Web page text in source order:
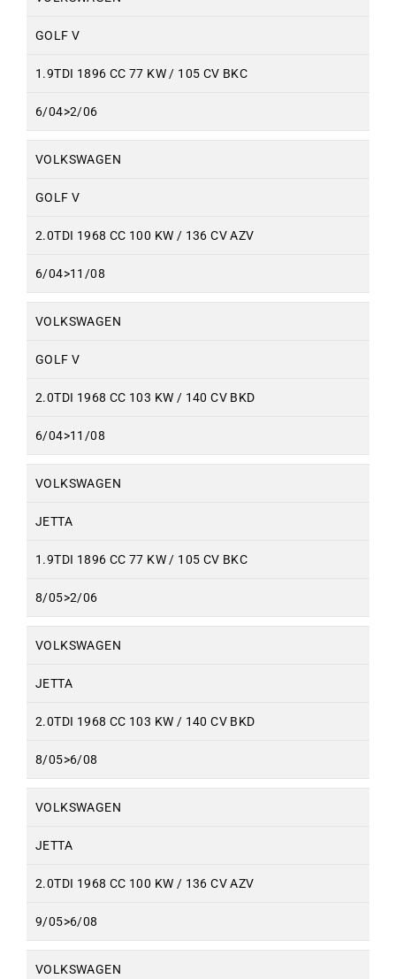
GOLF V
1.9TDI 1896 CC 77 KW / 105 CV BKC
6/04>2/06
VOLKSWAGEN
GOLF V
2.0TDI 1968 CC 100 KW / 136 CV AZV
6/04>11/08
VOLKSWAGEN
GOLF V
2.0TDI 1968 CC 103 KW / 140 CV BKD
6/04>11/08
VOLKSWAGEN
JETTA
1.9TDI 1896 CC 77 KW / 105 CV BKC
8/05>2/06
VOLKSWAGEN
JETTA
2.0TDI 1968 CC 103 KW / 140 CV BKD
8/05>6/08
VOLKSWAGEN
JETTA
2.0TDI 1968 CC 100 KW / 136 CV AZV
9/05>6/08
VOLKSWAGEN